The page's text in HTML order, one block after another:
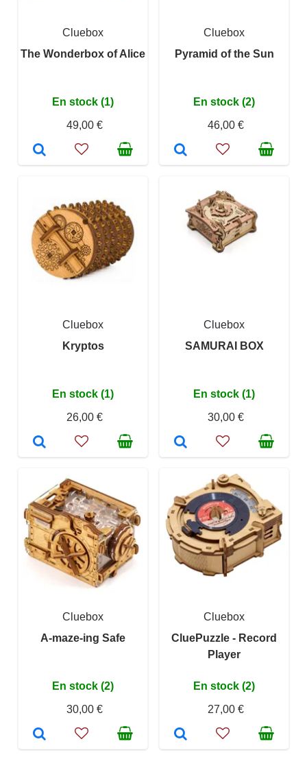
Cluebox
The Wonderbox of Alice
En stock (1)
49,00 €
Cluebox
Pyramid of the Sun
En stock (2)
46,00 €
Cluebox
Kryptos
En stock (1)
26,00 €
Cluebox
SAMURAI BOX
En stock (1)
30,00 €
Cluebox
A-maze-ing Safe
En stock (2)
30,00 €
Cluebox
CluePuzzle - Record
Player
En stock (2)
27,00 €